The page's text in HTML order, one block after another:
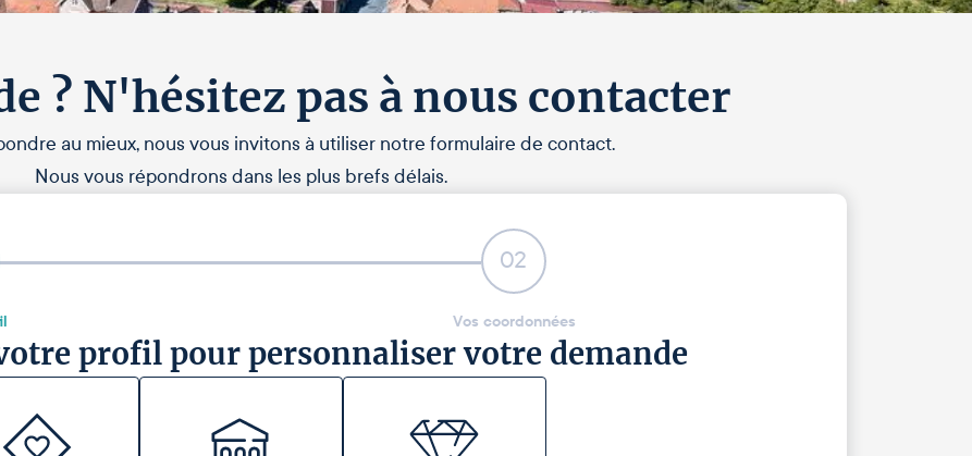
? N'hésitez pas à nous contacter
au mieux, nous vous invitons à utiliser notre formulaire de contact.
Nous vous répondrons dans les plus brefs délais.
02
Vos coordonnées
profil pour personnaliser votre demande